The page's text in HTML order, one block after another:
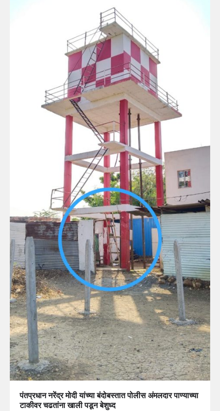
पंतप्रधान नरेंद्र मोदी यांच्या बंदोबस्तात पोलीस अंमलदार पाण्याच्या
टाकीवर चढतांना खाली पडून बेशुध्द